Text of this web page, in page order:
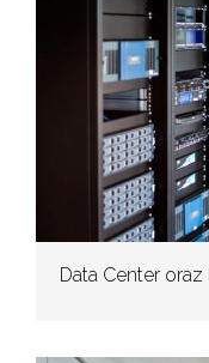
Data Center